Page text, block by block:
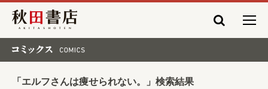
秋田書店
「エルフさんは痩せられない。」検索結果